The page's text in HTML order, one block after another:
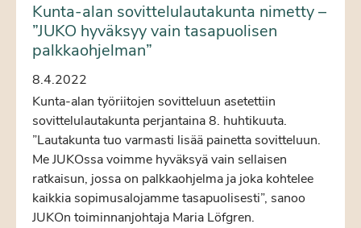
Kunta-alan sovittelulautakunta nimetty –
”JUKO hyväksyy vain tasapuolisen
palkkaohjelman”
8.4.2022
Kunta-alan työriitojen sovitteluun asetettiin
sovittelulautakunta perjantaina 8. huhtikuuta.
”Lautakunta tuo varmasti lisää painetta sovitteluun.
Me JUKOssa voimme hyväksyä vain sellaisen
ratkaisun, jossa on palkkaohjelma ja joka kohtelee
kaikkia sopimusalojamme tasapuolisesti”, sanoo
JUKOn toiminnanjohtaja Maria Löfgren.